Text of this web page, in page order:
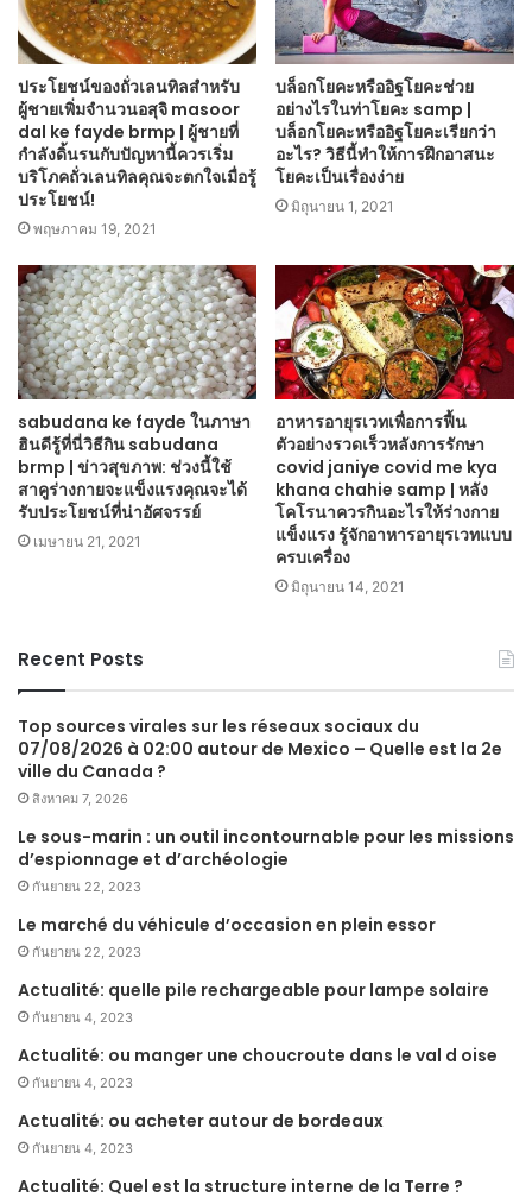
ประโยชน์ของถั่วเลนทิลสำหรับ
ผู้ชายเพิ่มจำนวนอสุจิ masoor
dal ke fayde brmp | ผู้ชายที่
กำลังดิ้นรนกับปัญหานี้ควรเริ่ม
บริโภคถั่วเลนทิลคุณจะตกใจเมื่อรู้
ประโยชน์!
พฤษภาคม 19, 2021
บล็อกโยคะหรืออิฐโยคะช่วย
อย่างไรในท่าโยคะ samp |
บล็อกโยคะหรืออิฐโยคะเรียกว่า
อะไร? วิธีนี้ทำให้การฝึกอาสนะ
โยคะเป็นเรื่องง่าย
มิถุนายน 1, 2021
sabudana ke fayde ในภาษา
ฮินดีรู้ที่นี่วิธีกิน sabudana
brmp | ข่าวสุขภาพ: ช่วงนี้ใช้
สาคูร่างกายจะแข็งแรงคุณจะได้
รับประโยชน์ที่น่าอัศจรรย์
เมษายน 21, 2021
อาหารอายุรเวทเพื่อการฟื้น
ตัวอย่างรวดเร็วหลังการรักษา
covid janiye covid me kya
khana chahie samp | หลัง
โคโรนาควรกินอะไรให้ร่างกาย
แข็งแรง รู้จักอาหารอายุรเวทแบบ
ครบเครื่อง
มิถุนายน 14, 2021
Recent Posts
Top sources virales sur les réseaux sociaux du
07/08/2026 à 02:00 autour de Mexico – Quelle est la 2e
ville du Canada ?
สิงหาคม 7, 2026
Le sous-marin : un outil incontournable pour les missions
d’espionnage et d’archéologie
กันยายน 22, 2023
Le marché du véhicule d’occasion en plein essor
กันยายน 22, 2023
Actualité: quelle pile rechargeable pour lampe solaire
กันยายน 4, 2023
Actualité: ou manger une choucroute dans le val d oise
กันยายน 4, 2023
Actualité: ou acheter autour de bordeaux
กันยายน 4, 2023
Actualité: Quel est la structure interne de la Terre ?